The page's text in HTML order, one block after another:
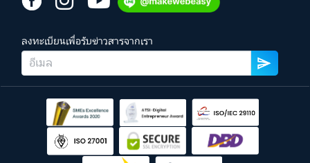
ลงทะเบียนเพื่อรับข่าวสารจากเรา